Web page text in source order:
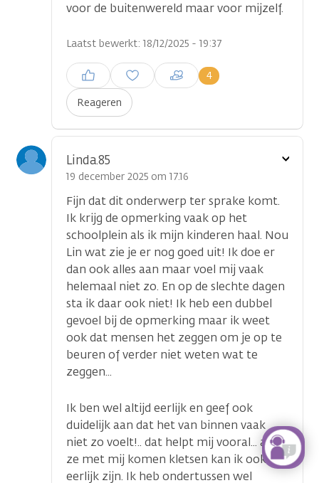
voor de buitenwereld maar voor mijzelf.
Laatst bewerkt: 18/12/2025 - 19:37
Reageren
4
Inloggen om een reactie te
plaatsen
Linda.85
19 december 2025 om 17.16
Fijn dat dit onderwerp ter sprake komt.
Ik krijg de opmerking vaak op het
schoolplein als ik mijn kinderen haal. Nou
Lin wat zie je er nog goed uit! Ik doe er
dan ook alles aan maar voel mij vaak
helemaal niet zo. En op de slechte dagen
sta ik daar ook niet! Ik heb een dubbel
gevoel bij de opmerking maar ik weet
ook dat mensen het zeggen om je op te
beuren of verder niet weten wat te
zeggen...
Ik ben wel altijd eerlijk en geef ook
duidelijk aan dat het van binnen vaak
niet zo voelt!.. dat helpt mij vooral... als
ze met mij komen kletsen kan ik ook
eerlijk zijn. Ik heb ondertussen wel
Toon